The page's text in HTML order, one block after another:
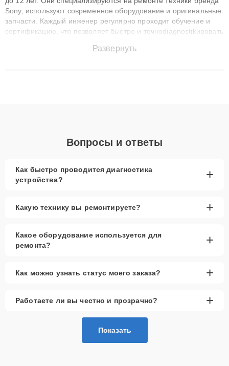
Sony, используют современное оборудование и оригинальные
запчасти. Каждый инженер регулярно проходит обучение и
сертификацию, что позволяет быстро и точноdiagnostikировать
до 3 лет. Наши мастера решают сложные случаи: от замены
Развернуть
Вопросы и ответы
Как быстро проводится диагностика
устройства?
+
Какую технику вы ремонтируете? +
Какое оборудование используется для
ремонта?
+
Как можно узнать статус моего заказа? +
Работаете ли вы честно и прозрачно? +
Показать